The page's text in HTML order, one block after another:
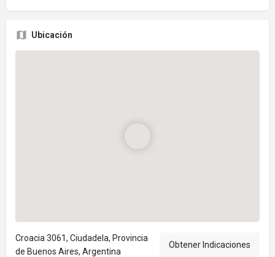
Ubicación
Croacia 3061, Ciudadela, Provincia
de Buenos Aires, Argentina
Obtener Indicaciones